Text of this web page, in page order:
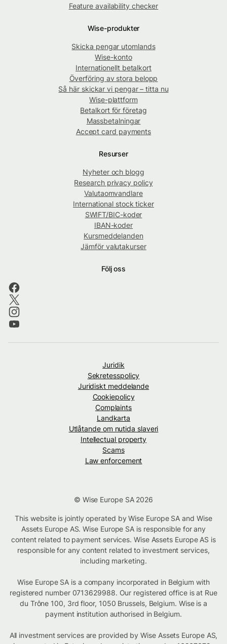
Feature availability checker
Wise-produkter
Skicka pengar utomlands
Wise-konto
Internationellt betalkort
Överföring av stora belopp
Så här skickar vi pengar – titta nu
Wise-plattform
Betalkort för företag
Massbetalningar
Accept card payments
Resurser
Nyheter och blogg
Research privacy policy
Valutaomvandlare
International stock ticker
SWIFT/BIC-koder
IBAN-koder
Kursmeddelanden
Jämför valutakurser
Följ oss
Juridik
Sekretesspolicy
Juridiskt meddelande
Cookiepolicy
Complaints
Landkarta
Utlåtande om nutida slaveri
Intellectual property
Scams
Law enforcement
© Wise Europe SA 2026
This website is jointly operated by Wise Europe SA and Wise
Assets Europe AS. Wise Europe SA is responsible for any
content related to payment services. Wise Assets Europe AS is
responsible for any content related to investment services,
including marketing.
Wise Europe SA is a company incorporated in Belgium with
registered number 0713629988. Our registered office is at Rue
du Trône 100, 3rd floor, 1050 Brussels, Belgium. Wise is a
payment institution authorised in Belgium.
All investment services are provided by Wise Assets Europe AS,